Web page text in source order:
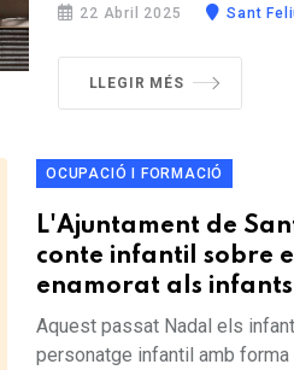
22 Abril 2025 Sant
LLEGIR MÉS
OCUPACIÓ I FORMACIÓ
L'Ajuntament de
conte infantil sobre
enamorat als
Aquest passat Nadal els
personatge infantil amb forma